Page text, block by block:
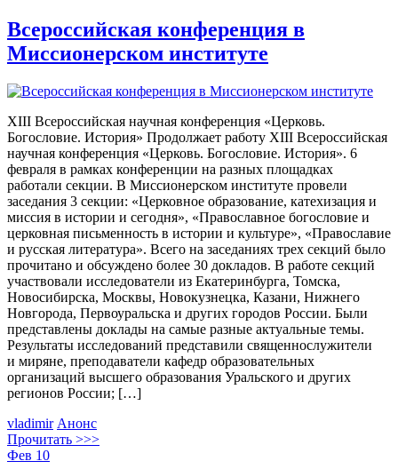
Всероссийская конференция в
Миссионерском институте
XIII Всероссийская научная конференция «Церковь.
Богословие. История» Продолжает работу XIII Всероссийская
научная конференция «Церковь. Богословие. История». 6
февраля в рамках конференции на разных площадках
работали секции. В Миссионерском институте провели
заседания 3 секции: «Церковное образование, катехизация и
миссия в истории и сегодня», «Православное богословие и
церковная письменность в истории и культуре», «Православие
и русская литература». Всего на заседаниях трех секций было
прочитано и обсуждено более 30 докладов. В работе секций
участвовали исследователи из Екатеринбурга, Томска,
Новосибирска, Москвы, Новокузнецка, Казани, Нижнего
Новгорода, Первоуральска и других городов России. Были
представлены доклады на самые разные актуальные темы.
Результаты исследований представили священнослужители
и миряне, преподаватели кафедр образовательных
организаций высшего образования Уральского и других
регионов России; […]
vladimir Анонс
Прочитать >>>
Фев 10